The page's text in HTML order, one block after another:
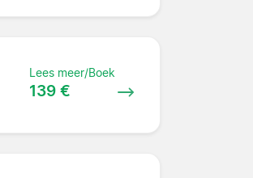
Lees meer/Boek
139 €